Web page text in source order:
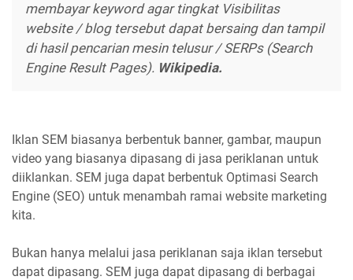
membayar keyword agar tingkat Visibilitas
website / blog tersebut dapat bersaing dan tampil
di hasil pencarian mesin telusur / SERPs (Search
Engine Result Pages). Wikipedia.
Iklan SEM biasanya berbentuk banner, gambar, maupun
video yang biasanya dipasang di jasa periklanan untuk
diiklankan. SEM juga dapat berbentuk Optimasi Search
Engine (SEO) untuk menambah ramai website marketing
kita.
Bukan hanya melalui jasa periklanan saja iklan tersebut
dapat dipasang. SEM juga dapat dipasang di berbagai